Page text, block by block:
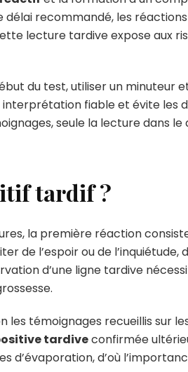
recommandé, les
lecture tardive expose aux
du test, utiliser un minuteur
fiable et évite les
seule la lecture dans
tardif ?
la première réaction
de l’espoir ou de
d’une ligne tardive
témoignages recueillis sur
tardiveconfirmée
d’évaporation, d’où